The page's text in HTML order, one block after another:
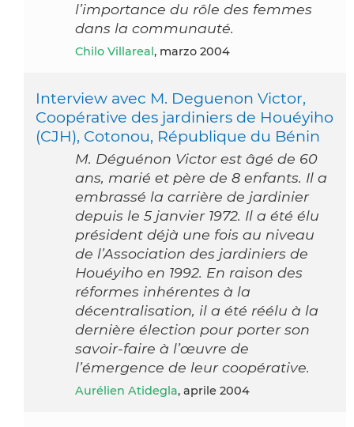
l’importance du rôle des femmes
dans la communauté.
Chilo Villareal , marzo 2004
Interview avec M. Deguenon Victor,
Coopérative des jardiniers de Houéyiho
(CJH), Cotonou, République du Bénin
M. Déguénon Victor est âgé de 60
ans, marié et père de 8 enfants. Il a
embrassé la carrière de jardinier
depuis le 5 janvier 1972. Il a été élu
président déjà une fois au niveau
de l’Association des jardiniers de
Houéyiho en 1992. En raison des
réformes inhérentes à la
décentralisation, il a été réélu à la
dernière élection pour porter son
savoir-faire à l’œuvre de
l’émergence de leur coopérative.
Aurélien Atidegla, aprile 2004